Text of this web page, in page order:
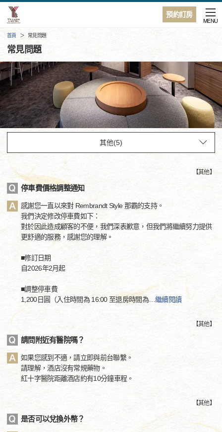
預約訂房
MENU
首頁 常見問題
常見問題
【其他】
停車費價格調整通知
感謝您一直以來對 Rembrandt Style 那霸的支持。
我們決定修改停車費如下：
對於因此造成顧客的不便，我們深表歉意，但我們將繼續努力提供
更舒適的服務，感謝您的理解。
■修訂日期
自2026年2月起
■調整停車費
1,200日圓（入住時間為 16:00 至退房時間為…繼續閱讀
【其他】
請問附近有醫院嗎？
如果您感到不適，請立即與前台聯繫。
請理解，酒店沒有常規藥物。
紅十字醫院距離酒店約有10分鐘車程。
【其他】
是否可以兌換外幣？